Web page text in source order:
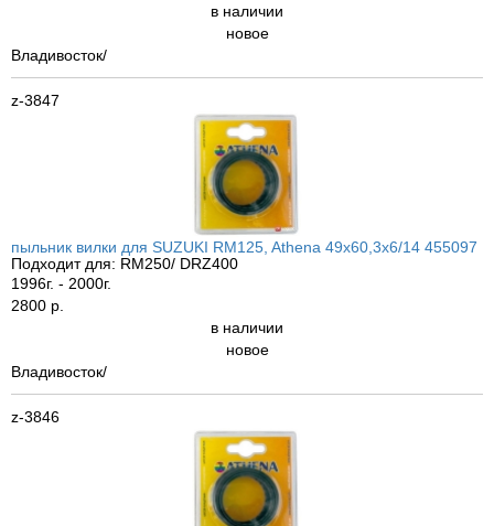
в наличии
новое
Владивосток/
z-3847
пыльник вилки для SUZUKI RM125, Athena 49x60,3x6/14 455097
Подходит для: RM250/ DRZ400
1996г. - 2000г.
2800 р.
в наличии
новое
Владивосток/
z-3846